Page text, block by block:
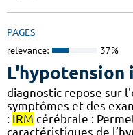
PAGES
relevance: 37%
L'hypotension
diagnostic repose sur
symptômes et des
: IRM cérébrale :
caractéristiques de